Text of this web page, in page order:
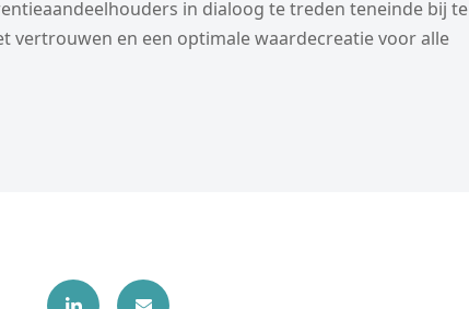
in dialoog te treden teneinde bij te
vertrouwen en een optimale waardecreatie voor alle